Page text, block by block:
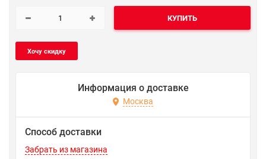
КУПИТЬ
Информация о доставке
Москва
Способ доставки
Забрать из магазина